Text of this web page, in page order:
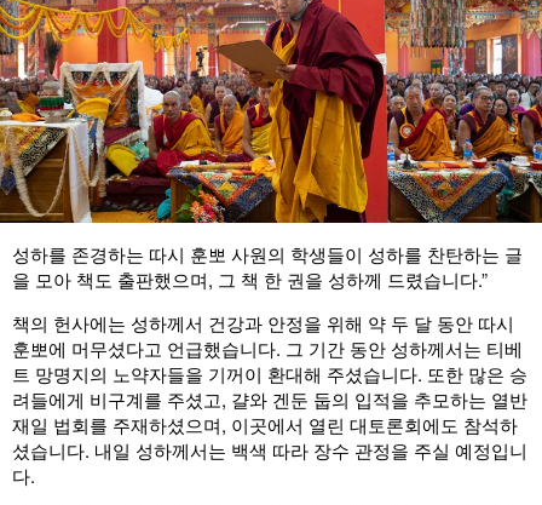
성하를 존경하는 따시 훈뽀 사원의 학생들이 성하를 찬탄하는 글
을 모아 책도 출판했으며, 그 책 한 권을 성하께 드렸습니다.”
책의 헌사에는 성하께서 건강과 안정을 위해 약 두 달 동안 따시
훈뽀에 머무셨다고 언급했습니다. 그 기간 동안 성하께서는 티베
트 망명지의 노약자들을 기꺼이 환대해 주셨습니다. 또한 많은 승
려들에게 비구계를 주셨고, 걀와 겐둔 둡의 입적을 추모하는 열반
재일 법회를 주재하셨으며, 이곳에서 열린 대토론회에도 참석하
셨습니다. 내일 성하께서는 백색 따라 장수 관정을 주실 예정입니
다.